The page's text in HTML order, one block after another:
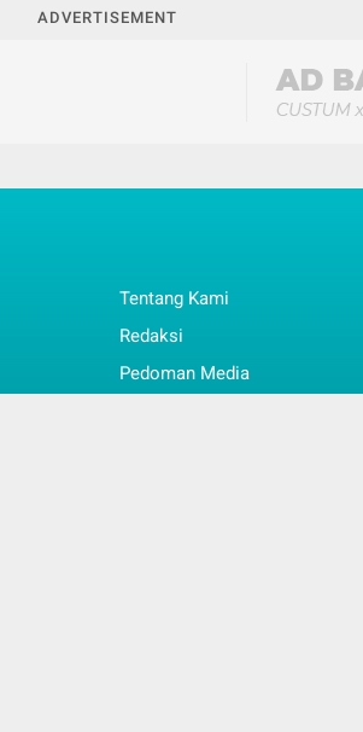
ADVERTISEMENT
Tentang Kami
Redaksi
Pedoman Media